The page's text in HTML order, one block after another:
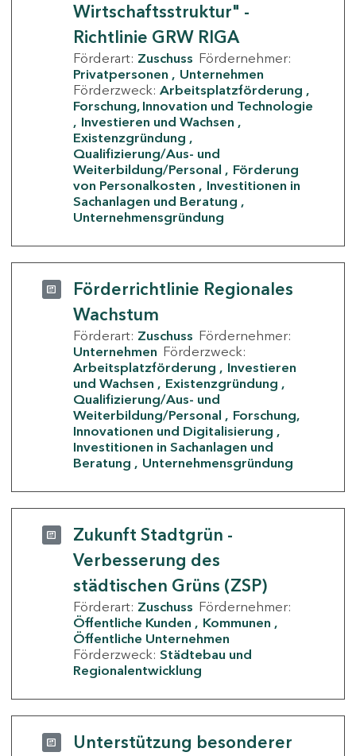
Wirtschaftsstruktur" -
Richtlinie GRW RIGA
Förderart: Zuschuss Fördernehmer:
Privatpersonen
Unternehmen
Förderzweck: Arbeitsplatzförderung
Forschung, Innovation und Technologie
Investieren und Wachsen
Existenzgründung
Qualifizierung/Aus- und
Weiterbildung/Personal
Förderung
von Personalkosten
Investitionen in
Sachanlagen und Beratung
Unternehmensgründung
Förderrichtlinie Regionales
Wachstum
Förderart: Zuschuss Fördernehmer:
Unternehmen Förderzweck:
Arbeitsplatzförderung
Investieren
und Wachsen
Existenzgründung
Qualifizierung/Aus- und
Weiterbildung/Personal
Forschung,
Innovationen und Digitalisierung
Investitionen in Sachanlagen und
Beratung
Unternehmensgründung
Zukunft Stadtgrün -
Verbesserung des
städtischen Grüns (ZSP)
Förderart: Zuschuss Fördernehmer:
Öffentliche Kunden
Kommunen
Öffentliche Unternehmen
Förderzweck: Städtebau und
Regionalentwicklung
Unterstützung besonderer